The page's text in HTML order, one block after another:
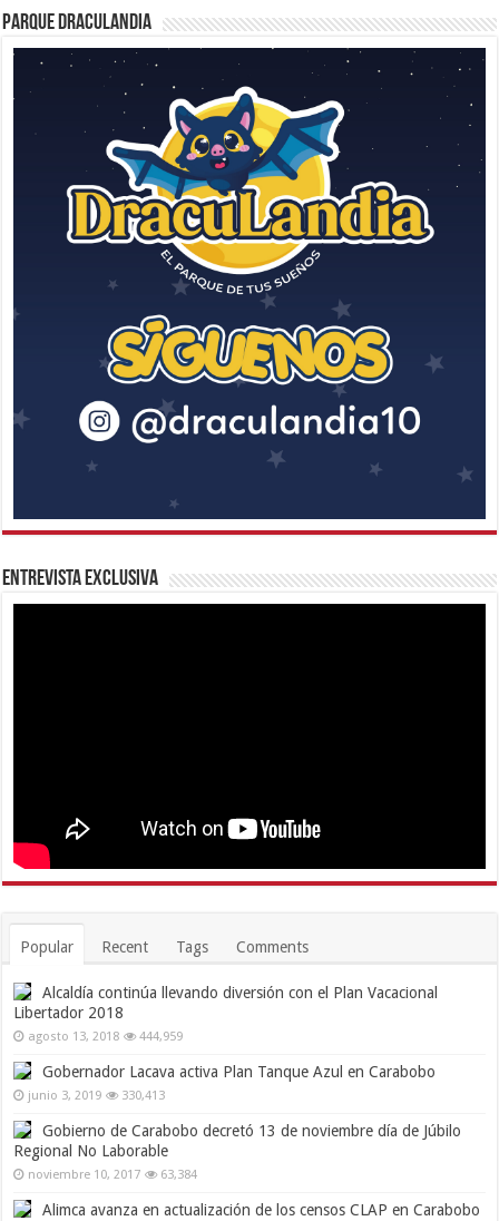
Parque Draculandia
Entrevista Exclusiva
Popular Recent Tags Comments
Alcaldía continúa llevando diversión con el Plan Vacacional
Libertador 2018
agosto 13, 2018 444,959
Gobernador Lacava activa Plan Tanque Azul en Carabobo
junio 3, 2019 330,413
Gobierno de Carabobo decretó 13 de noviembre día de Júbilo
Regional No Laborable
noviembre 10, 2017 63,384
Alimca avanza en actualización de los censos CLAP en Carabobo